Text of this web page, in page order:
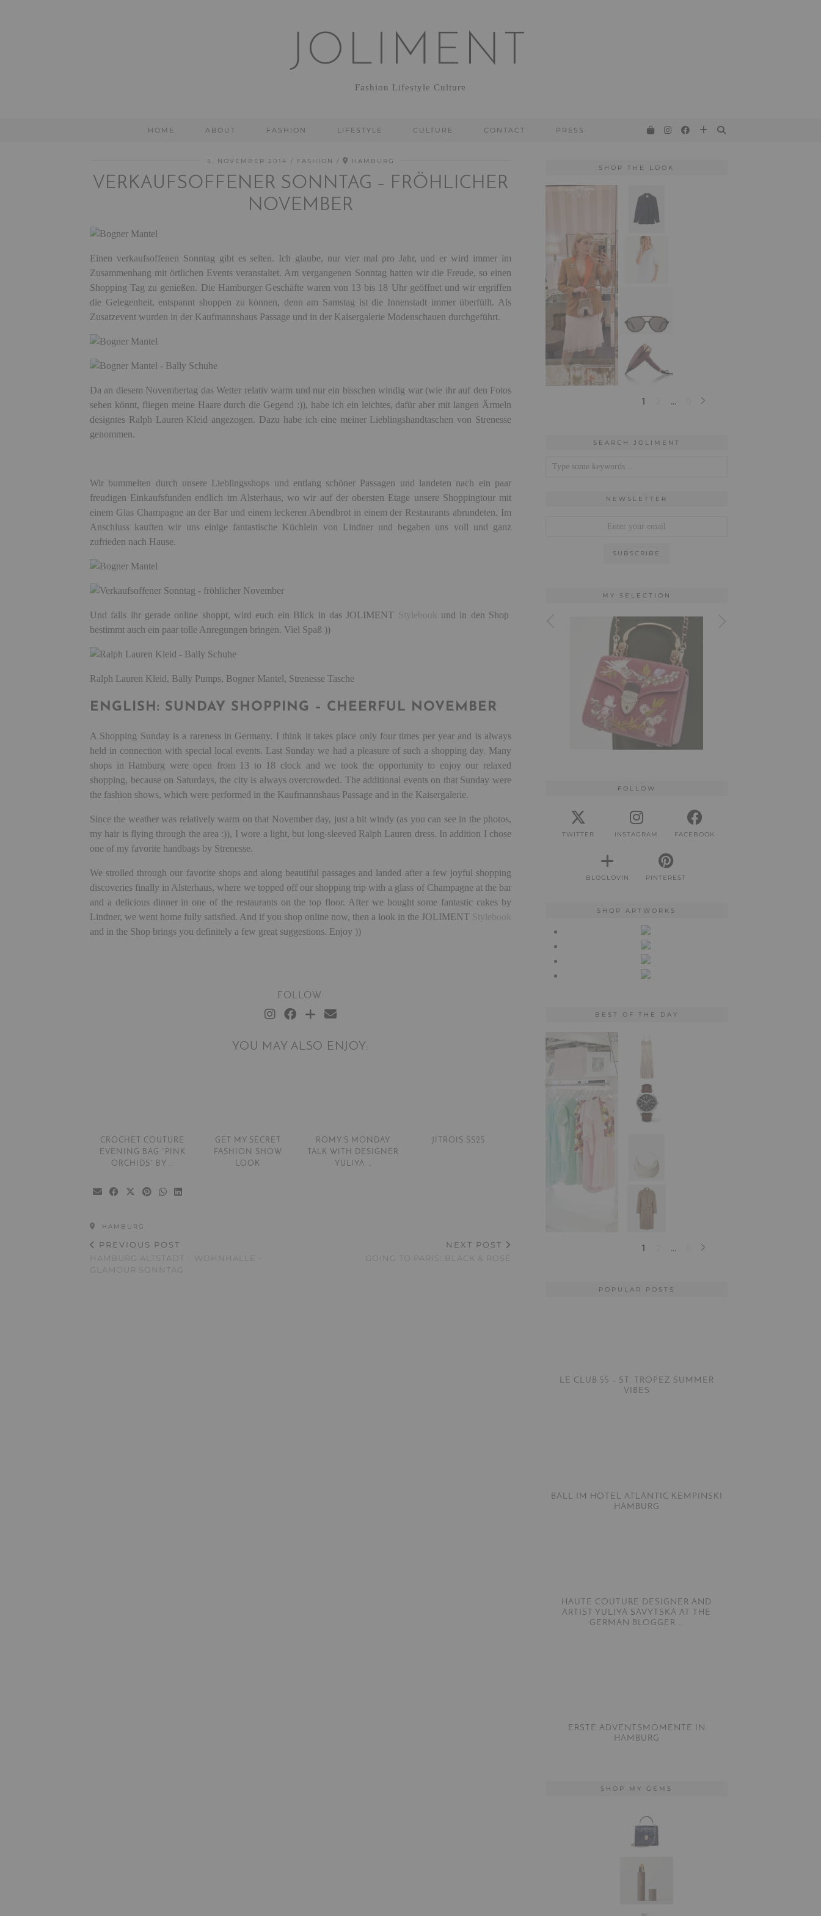
JOLIMENT
Fashion Lifestyle Culture
HOME ABOUT FASHION LIFESTYLE CULTURE CONTACT PRESS
5. NOVEMBER 2014 FASHION HAMBURG
VERKAUFSOFFENER SONNTAG – FRÖHLICHER
NOVEMBER
Einen verkaufsoffenen Sonntag gibt es selten. Ich glaube, nur vier mal pro Jahr, und er wird immer im
Zusammenhang mit örtlichen Events veranstaltet. Am vergangenen Sonntag hatten wir die Freude, so einen
Shopping Tag zu genießen. Die Hamburger Geschäfte waren von 13 bis 18 Uhr geöffnet und wir ergriffen
die Gelegenheit, entspannt shoppen zu können, denn am Samstag ist die Innenstadt immer überfüllt. Als
Zusatzevent wurden in der Kaufmannshaus Passage und in der Kaisergalerie Modenschauen durchgeführt.
Da an diesem Novembertag das Wetter relativ warm und nur ein bisschen windig war (wie ihr auf den Fotos
sehen könnt, fliegen meine Haare durch die Gegend :)), habe ich ein leichtes, dafür aber mit langen Ärmeln
designtes Ralph Lauren Kleid angezogen. Dazu habe ich eine meiner Lieblingshandtaschen von Strenesse
genommen.
Wir bummelten durch unsere Lieblingsshops und entlang schöner Passagen und landeten nach ein paar
freudigen Einkaufsfunden endlich im Alsterhaus, wo wir auf der obersten Etage unsere Shoppingtour mit
einem Glas Champagne an der Bar und einem leckeren Abendbrot in einem der Restaurants abrundeten. Im
Anschluss kauften wir uns einige fantastische Küchlein von Lindner und begaben uns voll und ganz
zufrieden nach Hause.
Und falls ihr gerade online shoppt, wird euch ein Blick in das JOLIMENT Stylebook und in den Shop
bestimmt auch ein paar tolle Anregungen bringen. Viel Spaß ))
Ralph Lauren Kleid, Bally Pumps, Bogner Mantel, Strenesse Tasche
ENGLISH: SUNDAY SHOPPING – CHEERFUL NOVEMBER
A Shopping Sunday is a rareness in Germany. I think it takes place only four times per year and is always
held in connection with special local events. Last Sunday we had a pleasure of such a shopping day. Many
shops in Hamburg were open from 13 to 18 clock and we took the opportunity to enjoy our relaxed
shopping, because on Saturdays, the city is always overcrowded. The additional events on that Sunday were
the fashion shows, which were performed in the Kaufmannshaus Passage and in the Kaisergalerie.
Since the weather was relatively warm on that November day, just a bit windy (as you can see in the photos,
my hair is flying through the area :)), I wore a light, but long-sleeved Ralph Lauren dress. In addition I chose
one of my favorite handbags by Strenesse.
We strolled through our favorite shops and along beautiful passages and landed after a few joyful shopping
discoveries finally in Alsterhaus, where we topped off our shopping trip with a glass of Champagne at the bar
and a delicious dinner in one of the restaurants on the top floor. After we bought some fantastic cakes by
Lindner, we went home fully satisfied. And if you shop online now, then a look in the JOLIMENT Stylebook
and in the Shop brings you definitely a few great suggestions. Enjoy ))
FOLLOW:
YOU MAY ALSO ENJOY:
CROCHET COUTURE
EVENING BAG “PINK
ORCHIDS” BY …
GET MY SECRET
FASHION SHOW
LOOK
ROMY’S MONDAY
TALK WITH DESIGNER
YULIYA …
JITROIS SS25
HAMBURG
PREVIOUS POST
HAMBURG ALTSTADT – WOHNHALLE –
GLAMOUR SONNTAG
NEXT POST
GOING TO PARIS: BLACK & ROSÉ
SHOP THE LOOK
SEARCH JOLIMENT
NEWSLETTER
MY SELECTION
FOLLOW
TWITTER INSTAGRAM FACEBOOK
BLOGLOVIN PINTEREST
SHOP ARTWORKS
BEST OF THE DAY
POPULAR POSTS
LE CLUB 55 – ST. TROPEZ SUMMER
VIBES
BALL IM HOTEL ATLANTIC KEMPINSKI
HAMBURG
HAUTE COUTURE DESIGNER AND
ARTIST YULIYA SAVYTSKA AT THE
GERMAN BLOGGER …
ERSTE ADVENTSMOMENTE IN
HAMBURG
SHOP MY GEMS